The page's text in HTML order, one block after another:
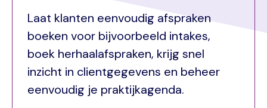
Laat klanten eenvoudig afspraken
boeken voor bijvoorbeeld intakes,
boek herhaalafspraken, krijg snel
inzicht in clientgegevens en beheer
eenvoudig je praktijkagenda.